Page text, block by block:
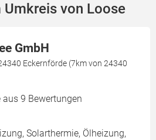
von Loose
GmbH
Eckernförde (7km von 24340
aus 9 Bewertungen
Solarthermie, Ölheizung,